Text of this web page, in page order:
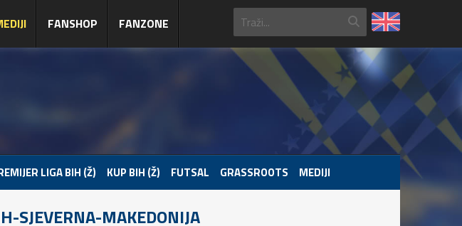
FANSHOP FANZONE
LIGA BIH (Ž) KUP BIH (Ž) FUTSAL GRASSROOTS MEDIJI
SJEVERNA-MAKEDONIJA